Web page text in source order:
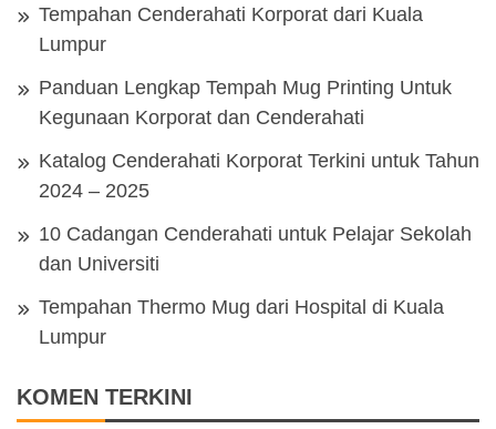
Tempahan Cenderahati Korporat dari Kuala
Lumpur
Panduan Lengkap Tempah Mug Printing Untuk
Kegunaan Korporat dan Cenderahati
Katalog Cenderahati Korporat Terkini untuk Tahun
2024 – 2025
10 Cadangan Cenderahati untuk Pelajar Sekolah
dan Universiti
Tempahan Thermo Mug dari Hospital di Kuala
Lumpur
KOMEN TERKINI